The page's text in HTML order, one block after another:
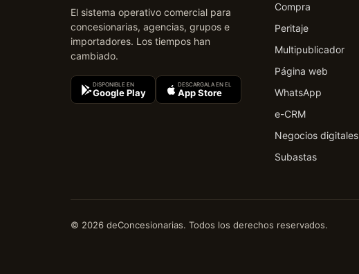
El sistema operativo comercial para
concesionarias, agencias, grupos e
importadores. Los tiempos han
cambiado.
DISPONIBLE EN
Google Play
DESCARGALA EN EL
App Store
Compra
Peritaje
Multipublicador
Página web
WhatsApp
e-CRM
Negocios digitales
Subastas
© 2026 deConcesionarias. Todos los derechos reservados.